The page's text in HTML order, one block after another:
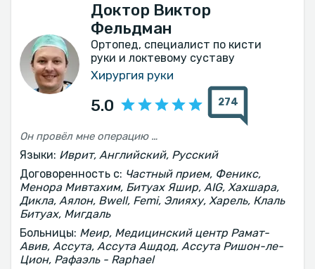
Доктор Виктор
Фельдман
Ортопед, специалист по кисти
руки и локтевому суставу
Хирургия руки
5.0 274
Он провёл мне операцию после перелома руки. Я доволен и рекомендую его.
Языки: Иврит, Английский, Русский
Договоренность с: Частный прием, Феникс,
Менора Мивтахим, Битуах Яшир, AIG, Хахшара,
Дикла, Аялон, Bwell, Femi, Элияху, Харель, Клаль
Битуах, Мигдаль
Больницы: Меир, Медицинский центр Рамат-
Авив, Ассута, Ассута Ашдод, Ассута Ришон-ле-
Цион, Рафаэль - Raphael